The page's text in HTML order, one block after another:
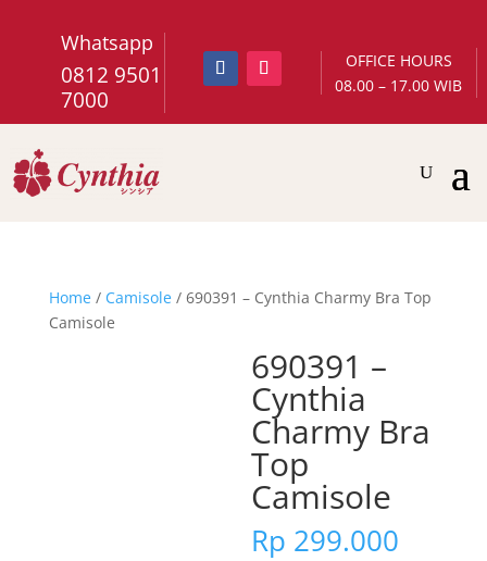
Whatsapp
0812 9501
7000
OFFICE HOURS
08.00 – 17.00 WIB
Home/ Camisole/ 690391 – Cynthia Charmy Bra Top
Camisole
690391 –
Cynthia
Charmy Bra
Top
Camisole
Rp 299.000